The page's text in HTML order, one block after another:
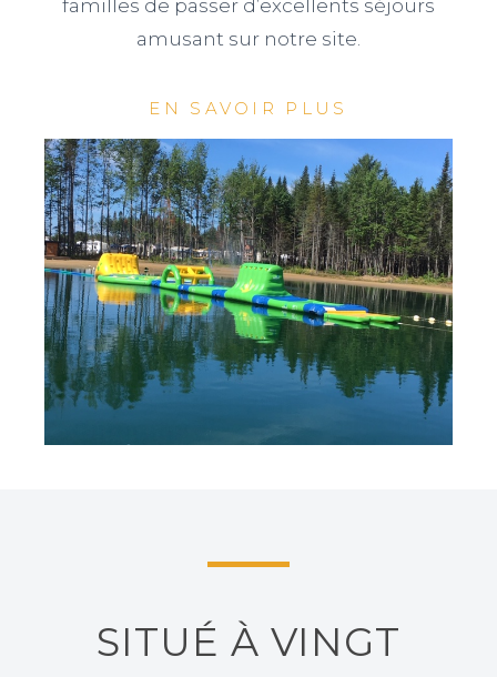
familles de passer d’excellents séjours
amusant sur notre site.
EN SAVOIR PLUS
SITUÉ À VINGT